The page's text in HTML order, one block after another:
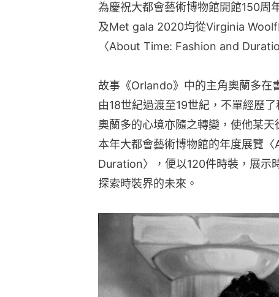
為慶祝大都會藝術博物館開館150周
及Met gala 2020均從Virginia
〈About Time: Fashion and
故事《Orlando》中的主角奧蘭多在
由18世紀過渡至19世紀，不單經歷
奧蘭多的心境亦隨之轉變，使他某
本年大都會藝術博物館的年度展覽
Duration〉，便以120件時裝，展示
探索時裝界的未來。